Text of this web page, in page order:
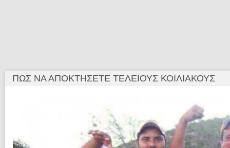
ΠΏΣ ΝΑ ΑΠΟΚΤΉΣΕΤΕ ΤΈΛΕΙΟΥΣ ΚΟΙΛΙΑΚΟΎΣ